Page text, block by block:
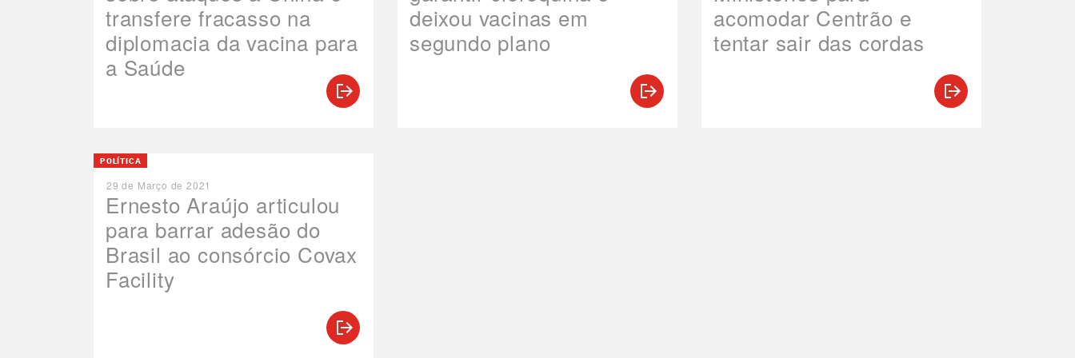
transfere fracasso na
diplomacia da vacina para
a Saúde
deixou vacinas em
segundo plano
acomodar Centrão e
tentar sair das cordas
Ernesto Araújo articulou
para barrar adesão do
Brasil ao consórcio Covax
Facility
POLÍTICA
29 de Março de 2021